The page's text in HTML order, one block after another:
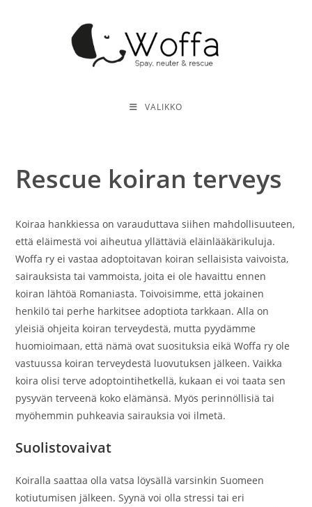
VALIKKO
Rescue koiran terveys
Koiraa hankkiessa on varauduttava siihen mahdollisuuteen,
että eläimestä voi aiheutua yllättäviä eläinlääkärikuluja.
Woffa ry ei vastaa adoptoitavan koiran sellaisista vaivoista,
sairauksista tai vammoista, joita ei ole havaittu ennen
koiran lähtöä Romaniasta. Toivoisimme, että jokainen
henkilö tai perhe harkitsee adoptiota tarkkaan. Alla on
yleisiä ohjeita koiran terveydestä, mutta pyydämme
huomioimaan, että nämä ovat suosituksia eikä Woffa ry ole
vastuussa koiran terveydestä luovutuksen jälkeen. Vaikka
koira olisi terve adoptointihetkellä, kukaan ei voi taata sen
pysyvän terveenä koko elämänsä. Myös perinnöllisiä tai
myöhemmin puhkeavia sairauksia voi ilmetä.
Suolistovaivat
Koiralla saattaa olla vatsa löysällä varsinkin Suomeen
kotiutumisen jälkeen. Syynä voi olla stressi tai eri